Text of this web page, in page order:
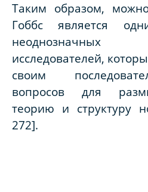
Таким образом,
Гоббс является
исследователей,
своим
вопросов для
теорию и структуру
272].